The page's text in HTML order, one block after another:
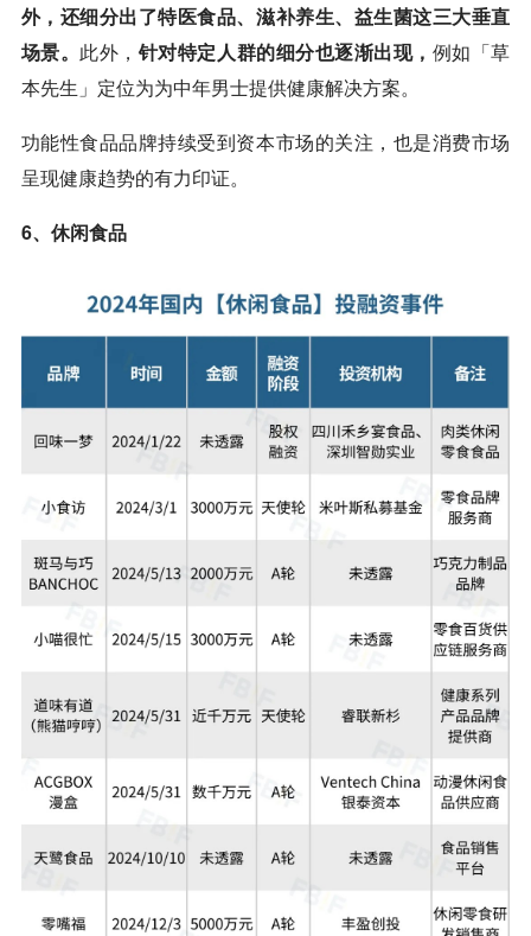
外，还细分出了特医食品、滋补养生、益生菌这三大垂直
场景。 此外， 针对特定人群的细分也逐渐出现， 例如「草
本先生」定位为为中年男士提供健康解决方案。
功能性食品品牌持续受到资本市场的关注，也是消费市场
呈现健康趋势的有力印证。
6、休闲食品